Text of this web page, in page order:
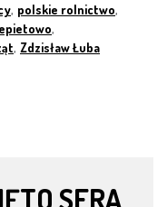
, polskie rolnictwo,
,
, Zdzisław Łuba
SERA